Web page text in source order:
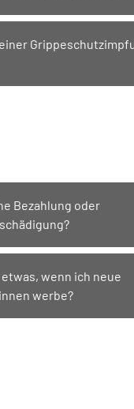
Bezahlung oder
wenn ich neue
werbe?